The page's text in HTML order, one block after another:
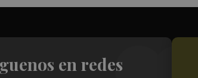
en redes